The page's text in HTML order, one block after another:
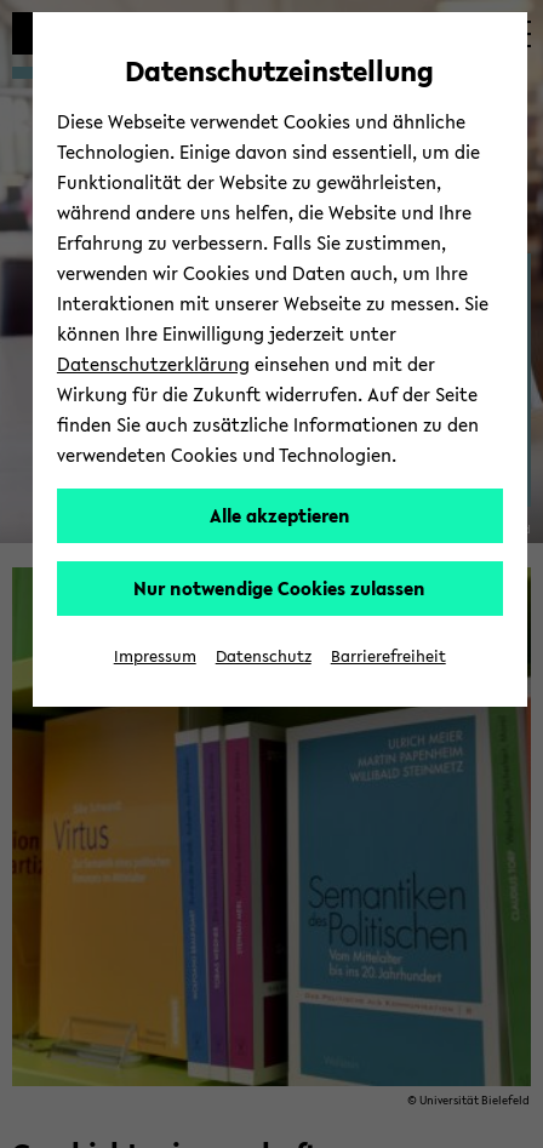
Automatische
vermeiden
zum
wechseln
zum
wechseln
zum
wechseln
Fakultät für ­
Geschichtswissen­schaft, ­
Philosophie und Theologie
© Uni­ver­si­tät Bie­le­feld
© Uni­ver­si­tät Bie­le­feld
Datenschutzeinstellung
Diese Webseite verwendet Cookies und ähnliche
Technologien. Einige davon sind essentiell, um die
Funktionalität der Website zu gewährleisten,
während andere uns helfen, die Website und Ihre
Erfahrung zu verbessern. Falls Sie zustimmen,
verwenden wir Cookies und Daten auch, um Ihre
Interaktionen mit unserer Webseite zu messen. Sie
können Ihre Einwilligung jederzeit unter
Datenschutzerklärung einsehen und mit der
Wirkung für die Zukunft widerrufen. Auf der Seite
finden Sie auch zusätzliche Informationen zu den
verwendeten Cookies und Technologien.
Alle akzeptieren
Nur notwendige Cookies zulassen
Impressum Datenschutz Barrierefreiheit